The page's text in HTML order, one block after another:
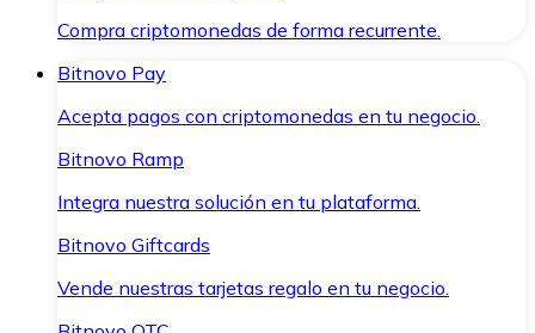
Compra criptomonedas de forma recurrente.
Bitnovo Pay
Acepta pagos con criptomonedas en tu negocio.
Bitnovo Ramp
Integra nuestra solución en tu plataforma.
Bitnovo Giftcards
Vende nuestras tarjetas regalo en tu negocio.